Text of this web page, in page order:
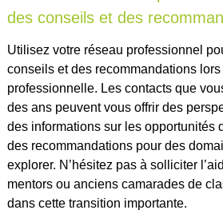
des conseils et des
Utilisez votre réseau professionnel
conseils et des recommandations
professionnelle. Les contacts que
des ans peuvent vous offrir des
des informations sur les opportunités
des recommandations pour des
explorer. N’hésitez pas à solliciter
mentors ou anciens camarades de
dans cette transition importante.